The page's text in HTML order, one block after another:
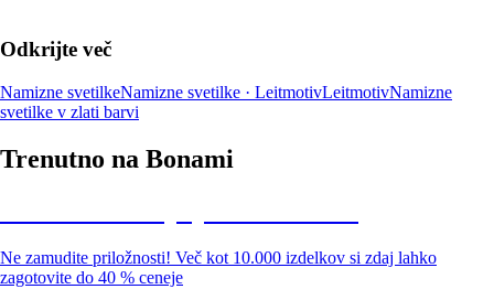
Odkrijte več
Namizne svetilkeNamizne svetilke · LeitmotivLeitmotivNamizne
svetilke v zlati barvi
Trenutno na Bonami
Ne zamudite priložnosti! Več kot 10.000 izdelkov si zdaj lahko
zagotovite do 40 % ceneje